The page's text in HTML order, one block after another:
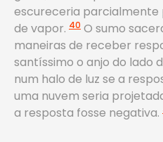
escureceria parcialmente
de vapor. 40 O sumo
maneiras de receber
santíssimo o anjo do lado
num halo de luz se a
uma nuvem seria
a resposta fosse negativa.